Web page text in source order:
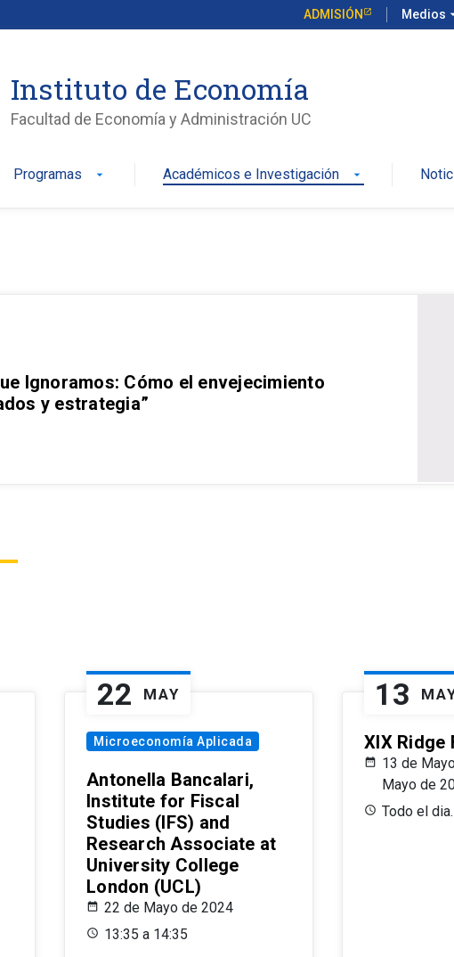
ADMISIÓN Medios
Instituto de Economía
Facultad de Economía y Administración UC
Programas arrow_drop_down Académicos e Investigación arrow_drop_down
Ignoramos: Cómo el envejecimiento
y estrategia”
22 MAY
Microeconomía Aplicada
Antonella Bancalari,
Institute for Fiscal
Studies (IFS) and
Research Associate at
University College
London (UCL)
22 de Mayo de 2024
13:35 a 14:35
13
XIX Ridge
13 de
Mayo de
Todo el dia.